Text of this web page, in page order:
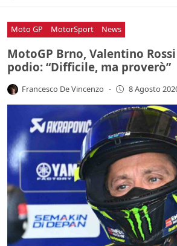
Moto GP MotorSport News
MotoGP Brno, Valentino
podio: “Difficile, ma proverò”
Francesco De Vincenzo - 8 Agosto